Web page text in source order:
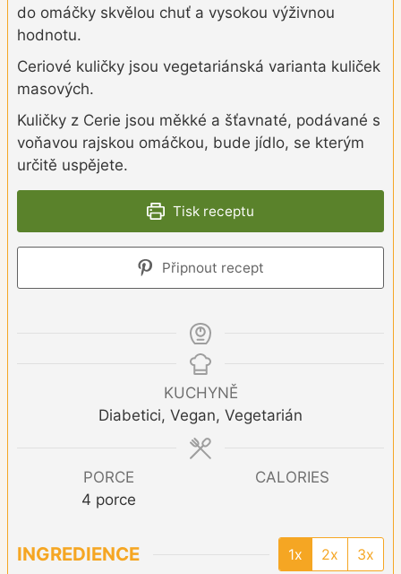
do omáčky skvělou chuť a vysokou výživnou
hodnotu.
Ceriové kuličky jsou vegetariánská varianta kuliček
masových.
Kuličky z Cerie jsou měkké a šťavnaté, podávané s
voňavou rajskou omáčkou, bude jídlo, se kterým
určitě uspějete.
Tisk receptu
Připnout recept
KUCHYNĚ
Diabetici, Vegan, Vegetarián
PORCE
4 porce
CALORIES
INGREDIENCE 1x 2x 3x